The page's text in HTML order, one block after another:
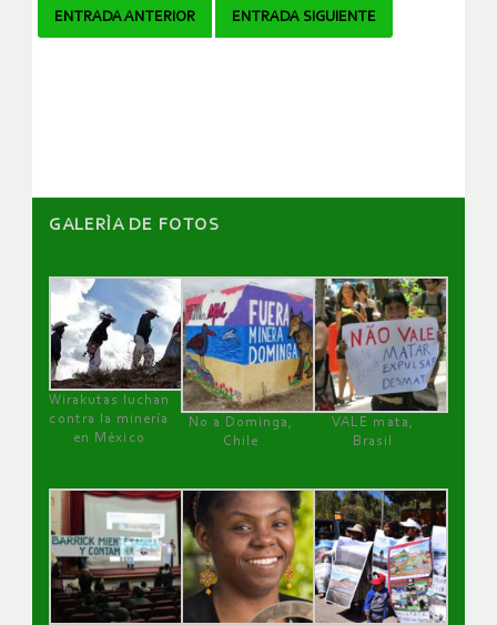
Navegador
ENTRADA ANTERIOR ENTRADA SIGUIENTE
GALERÌA DE FOTOS
Wirakutas luchan
contra la minería
en México
No a Dominga,
Chile
VALE mata,
Brasil